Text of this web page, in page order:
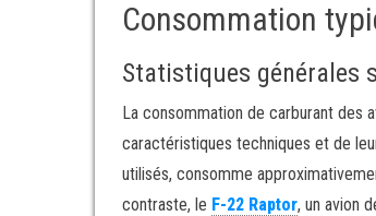
Consommation
Statistiques générales
La consommation de carburant des
caractéristiques techniques et de
utilisés, consomme
contraste, le F-22 Raptor, un avion